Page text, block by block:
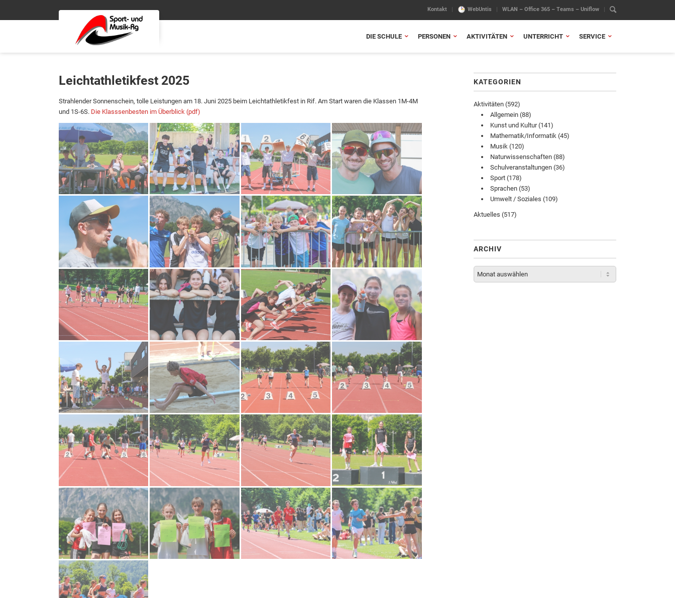
Kontakt WebUntis WLAN – Office 365 – Teams – Uniflow
DIE SCHULE PERSONEN AKTIVITÄTEN UNTERRICHT SERVICE
Leichtathletikfest 2025
Strahlender Sonnenschein, tolle Leistungen am 18. Juni 2025 beim Leichtathletikfest in Rif. Am Start waren die Klassen 1M-4M
und 1S-6S. Die Klasssenbesten im Überblick (pdf)
KATEGORIEN
Aktivitäten(592)
Allgemein(88)
Kunst und Kultur(141)
Mathematik/Informatik(45)
Musik(120)
Naturwissenschaften(88)
Schulveranstaltungen(36)
Sport(178)
Sprachen(53)
Umwelt / Soziales (109)
Aktuelles (517)
ARCHIV